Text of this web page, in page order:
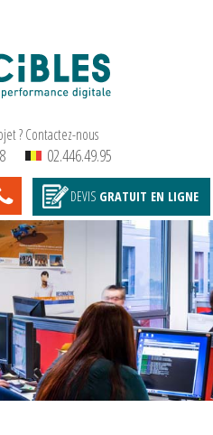
? Contactez-nous
02.446.49.95
DEVIS GRATUIT EN LIGNE